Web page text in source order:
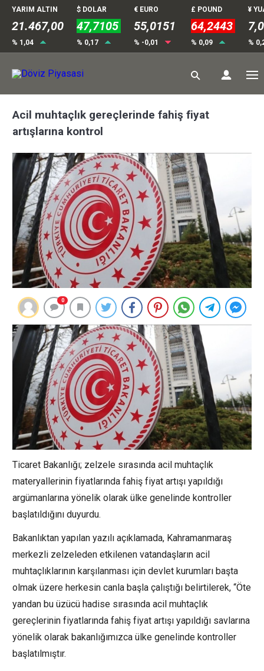
YARIM ALTIN
21.467,00
% 1,04
$ DOLAR
47,7105
% 0,17
€ EURO
55,0151
% -0,01
£ POUND
64,2443
% 0,09
¥
%
Acil muhtaçlık gereçlerinde fahiş fiyat
artışlarına kontrol
0
Ticaret Bakanlığı; zelzele sırasında acil muhtaçlık
materyallerinin fiyatlarında fahiş fiyat artışı yapıldığı
argümanlarına yönelik olarak ülke genelinde kontroller
başlatıldığını duyurdu.
Bakanlıktan yapılan yazılı açıklamada, Kahramanmaraş
merkezli zelzeleden etkilenen vatandaşların acil
muhtaçlıklarının karşılanması için devlet kurumları başta
olmak üzere herkesin canla başla çalıştığı belirtilerek, “Öte
yandan bu üzücü hadise sırasında acil muhtaçlık
gereçlerinin fiyatlarında fahiş fiyat artışı yapıldığı savlarına
yönelik olarak bakanlığımızca ülke genelinde kontroller
başlatılmıştır.